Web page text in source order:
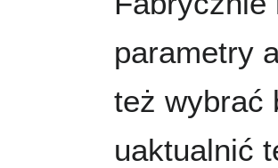
parametry
też wybrać
uaktualnić